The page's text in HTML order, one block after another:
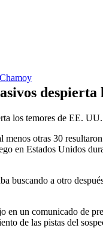
otras 30
en Estados Unidos
buscando a otro
en un comunicado de
de las pistas del